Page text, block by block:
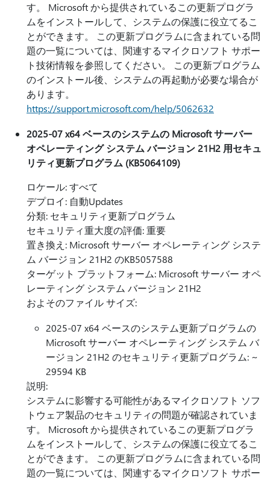
す。 Microsoft から提供されているこの更新プログラ
ムをインストールして、システムの保護に役立てるこ
とができます。 この更新プログラムに含まれている問
題の一覧については、関連するマイクロソフト サポー
ト技術情報を参照してください。 この更新プログラム
のインストール後、システムの再起動が必要な場合が
あります。
https://support.microsoft.com/help/5062632
2025-07 x64 ベースのシステムの Microsoft サーバー
オペレーティング システム バージョン 21H2 用セキュ
リティ更新プログラム (KB5064109)
ロケール: すべて
デプロイ: 自動Updates
分類: セキュリティ更新プログラム
セキュリティ重大度の評価: 重要
置き換え: Microsoft サーバー オペレーティング システ
ム バージョン 21H2 のKB5057588
ターゲット プラットフォーム: Microsoft サーバー オペ
レーティング システム バージョン 21H2
およそのファイル サイズ:
2025-07 x64 ベースのシステム更新プログラムの
Microsoft サーバー オペレーティング システム バ
ージョン 21H2 のセキュリティ更新プログラム: ~
29594 KB
説明:
システムに影響する可能性があるマイクロソフト ソフ
トウェア製品のセキュリティの問題が確認されていま
す。 Microsoft から提供されているこの更新プログラ
ムをインストールして、システムの保護に役立てるこ
とができます。 この更新プログラムに含まれている問
題の一覧については、関連するマイクロソフト サポー